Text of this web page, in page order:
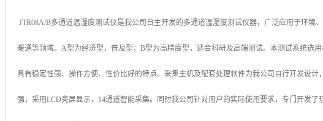
JTR08A/B多通道温湿度测试仪是我公司自主开发的多通道温湿度测试仪器，广泛应用于环境、
暖通等领域。A型为经济型，普及型；B型为高精度型，适合科研及高端测试。本测试系统选用
具有稳定性强、操作方便、性价比好的特点。采集主机及配套处理软件为我公司自行开发设计
强，采用LCD亮屏显示，14通道智能采集。同时我公司针对用户的实际使用要求，专门开发了